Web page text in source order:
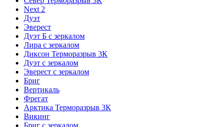
Next 2
Дуэт
Эверест
Дуэт Б с зеркалом
Лира с зеркалом
Диксон Терморазрыв 3К
Дуэт с зеркалом
Эверест с зеркалом
Бриг
Вертикаль
Фрегат
Арктика Терморазрыв 3К
Викинг
Бриг с зеркалом